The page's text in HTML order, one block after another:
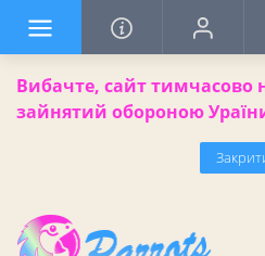
Вибачте, сайт тимчасово
зайнятий обороною